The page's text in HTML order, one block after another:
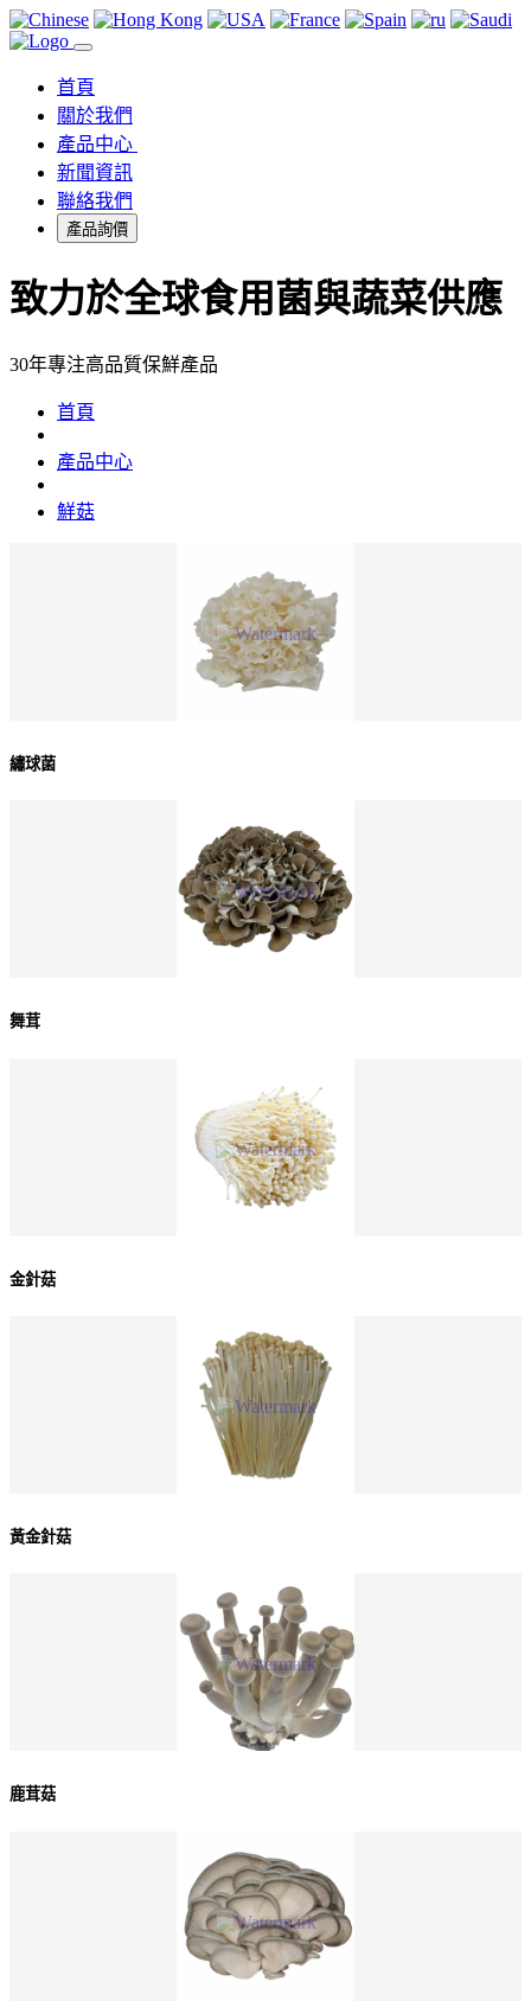
首頁
關於我們
產品中心
新聞資訊
聯絡我們
產品詢價
致力於全球食用菌與蔬菜供應
30年專注高品質保鮮產品
首頁
產品中心
鮮菇
繡球菌
舞茸
金針菇
黃金針菇
鹿茸菇